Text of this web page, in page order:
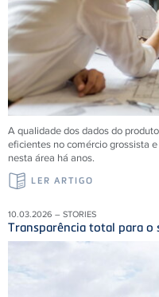
A qualidade dos dados do
eficientes no comércio grossista
nesta área há anos.
LER ARTIGO
10.03.2026 – STORIES
Transparência total para o